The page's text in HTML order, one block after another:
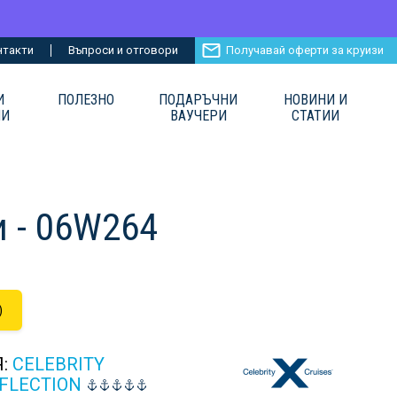
Въпроси и отговори Получавай оферти за круизи
ПОЛЕЗНО
ПОДАРЪЧНИ
ВАУЧЕРИ
НОВИНИ И
СТАТИИ
06W264
CELEBRITY